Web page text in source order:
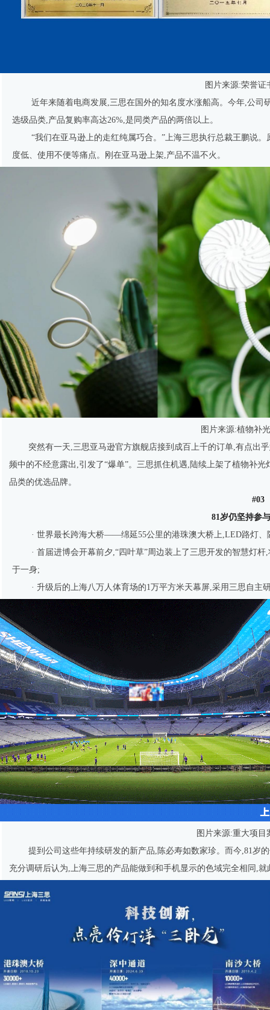
图片来源:荣誉证
近年来随着电商发展,三思在国外的知名度水涨船高。今年,公
选级品类,产品复购率高达26%,是同类产品的两倍以上。
“我们在亚马逊上的走红纯属巧合。”上海三思执行总裁王鹏说
度低、使用不便等痛点。刚在亚马逊上架,产品不温不火。
图片来源:植物补
突然有一天,三思亚马逊官方旗舰店接到成百上千的订单,有点出
频中的不经意露出,引发了“爆单”。三思抓住机遇,陆续上架了植物补
品类的优选品牌。
#03
81岁仍坚持参
· 世界最长跨海大桥——绵延55公里的港珠澳大桥上,LED路灯
· 首届进博会开幕前夕,“四叶草”周边装上了三思开发的智慧灯
于一身;
· 升级后的上海八万人体育场的1万平方米天幕屏,采用三思自
图片来源:重大项目
提到公司这些年持续研发的新产品,陈必寿如数家珍。而今,81岁
充分调研后认为,上海三思的产品能做到和手机显示的色域完全相同,